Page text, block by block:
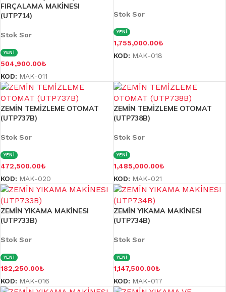
FIRÇALAMA MAKİNESI
(UTP714)
Stok Sor
YENİ
504,900.00₺
KOD: MAK-011
Stok Sor
YENİ
1,755,000.00₺
KOD: MAK-018
ZEMİN TEMİZLEME OTOMAT
(UTP737B)
Stok Sor
YENİ
472,500.00₺
KOD: MAK-020
ZEMİN TEMİZLEME OTOMAT
(UTP738B)
Stok Sor
YENİ
1,485,000.00₺
KOD: MAK-021
ZEMİN YIKAMA MAKİNESI
(UTP733B)
Stok Sor
YENİ
182,250.00₺
KOD: MAK-016
ZEMİN YIKAMA MAKİNESI
(UTP734B)
Stok Sor
YENİ
1,147,500.00₺
KOD: MAK-017